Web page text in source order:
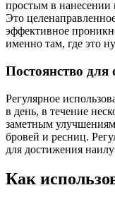
простым в нанесении
Это
эффективное
именно там, где это
Постоянство для
Регулярное
в день, в течение
заметным
бровей и ресниц.
для достижения
Как